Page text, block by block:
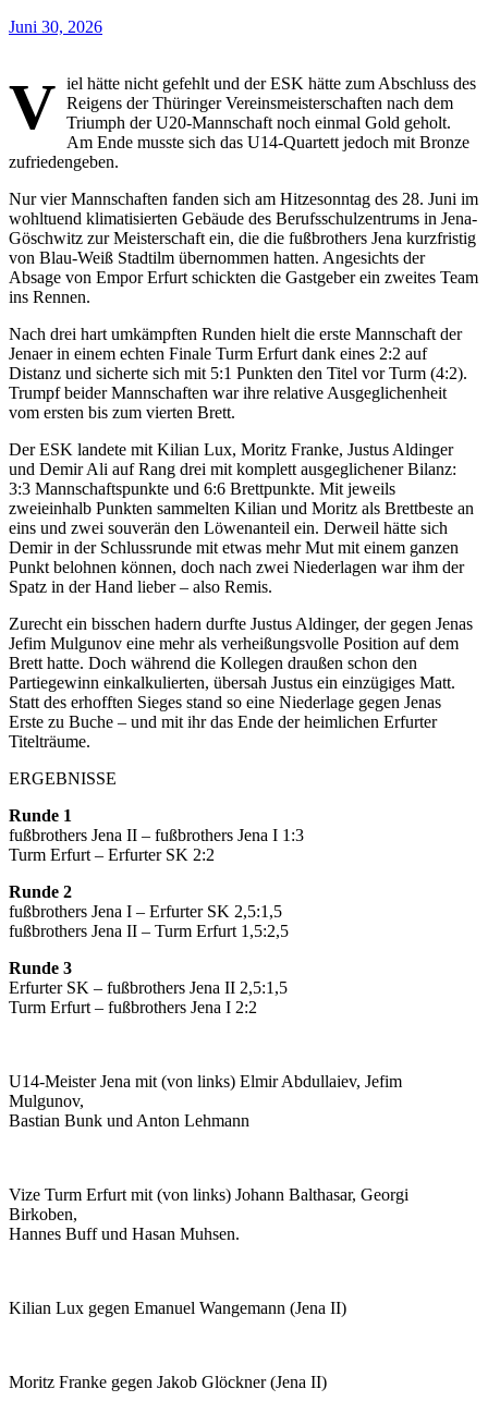
Juni 30, 2026
V iel hätte nicht gefehlt und der ESK hätte zum Abschluss des
Reigens der Thüringer Vereinsmeisterschaften nach dem
Triumph der U20-Mannschaft noch einmal Gold geholt.
Am Ende musste sich das U14-Quartett jedoch mit Bronze
zufriedengeben.
Nur vier Mannschaften fanden sich am Hitzesonntag des 28. Juni im
wohltuend klimatisierten Gebäude des Berufsschulzentrums in Jena-
Göschwitz zur Meisterschaft ein, die die fußbrothers Jena kurzfristig
von Blau-Weiß Stadtilm übernommen hatten. Angesichts der
Absage von Empor Erfurt schickten die Gastgeber ein zweites Team
ins Rennen.
Nach drei hart umkämpften Runden hielt die erste Mannschaft der
Jenaer in einem echten Finale Turm Erfurt dank eines 2:2 auf
Distanz und sicherte sich mit 5:1 Punkten den Titel vor Turm (4:2).
Trumpf beider Mannschaften war ihre relative Ausgeglichenheit
vom ersten bis zum vierten Brett.
Der ESK landete mit Kilian Lux, Moritz Franke, Justus Aldinger
und Demir Ali auf Rang drei mit komplett ausgeglichener Bilanz:
3:3 Mannschaftspunkte und 6:6 Brettpunkte. Mit jeweils
zweieinhalb Punkten sammelten Kilian und Moritz als Brettbeste an
eins und zwei souverän den Löwenanteil ein. Derweil hätte sich
Demir in der Schlussrunde mit etwas mehr Mut mit einem ganzen
Punkt belohnen können, doch nach zwei Niederlagen war ihm der
Spatz in der Hand lieber – also Remis.
Zurecht ein bisschen hadern durfte Justus Aldinger, der gegen Jenas
Jefim Mulgunov eine mehr als verheißungsvolle Position auf dem
Brett hatte. Doch während die Kollegen draußen schon den
Partiegewinn einkalkulierten, übersah Justus ein einzügiges Matt.
Statt des erhofften Sieges stand so eine Niederlage gegen Jenas
Erste zu Buche – und mit ihr das Ende der heimlichen Erfurter
Titelträume.
ERGEBNISSE
Runde 1
fußbrothers Jena II – fußbrothers Jena I 1:3
Turm Erfurt – Erfurter SK 2:2
Runde 2
fußbrothers Jena I – Erfurter SK 2,5:1,5
fußbrothers Jena II – Turm Erfurt 1,5:2,5
Runde 3
Erfurter SK – fußbrothers Jena II 2,5:1,5
Turm Erfurt – fußbrothers Jena I 2:2
U14-Meister Jena mit (von links) Elmir Abdullaiev, Jefim
Mulgunov,
Bastian Bunk und Anton Lehmann
Vize Turm Erfurt mit (von links) Johann Balthasar, Georgi
Birkoben,
Hannes Buff und Hasan Muhsen.
Kilian Lux gegen Emanuel Wangemann (Jena II)
Moritz Franke gegen Jakob Glöckner (Jena II)